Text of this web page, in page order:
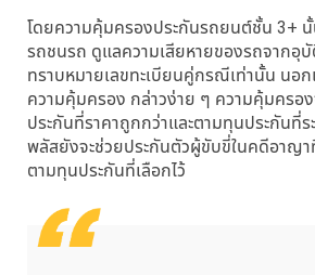
โดยความคุ้มครองประกันรถยนต์ชั้น 3+
รถชนรถ ดูแลความเสียหายของรถจากอุ
ทราบหมายเลขทะเบียนคู่กรณีเท่านั้น นอก
ความคุ้มครอง กล่าวง่าย ๆ ความคุ้มครอ
ประกันที่ราคาถูกกว่าและตามทุนประกันที่ร
พลัสยังจะช่วยประกันตัวผู้ขับขี่ในคดีอาญ
ตามทุนประกันที่เลือกไว้